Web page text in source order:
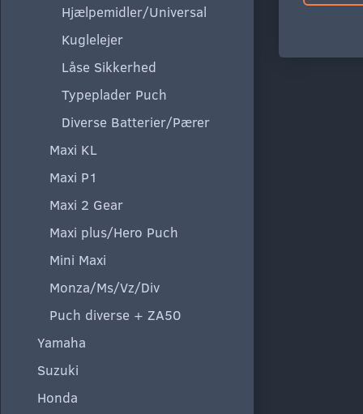
Hjælpemidler/Universal
Kuglelejer
Låse Sikkerhed
Typeplader Puch
Diverse Batterier/Pærer
Maxi KL
Maxi P1
Maxi 2 Gear
Maxi plus/Hero Puch
Mini Maxi
Monza/Ms/Vz/Div
Puch diverse + ZA50
Yamaha
Suzuki
Honda